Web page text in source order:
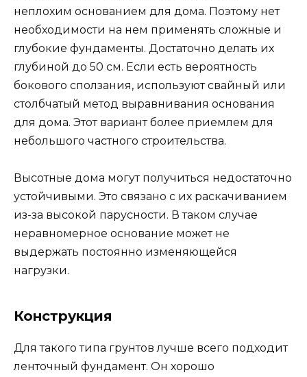
неплохим основанием для дома. Поэтому нет
необходимости на нем применять сложные и
глубокие фундаменты. Достаточно делать их
глубиной до 50 см. Если есть вероятность
бокового сползания, используют свайный или
столбчатый метод выравнивания основания
для дома. Этот вариант более приемлем для
небольшого частного строительства.
Высотные дома могут получиться недостаточно
устойчивыми. Это связано с их раскачиванием
из-за высокой парусности. В таком случае
неравномерное основание может не
выдержать постоянно изменяющейся
нагрузки.
Конструкция
Для такого типа грунтов лучше всего подходит
ленточный фундамент. Он хорошо